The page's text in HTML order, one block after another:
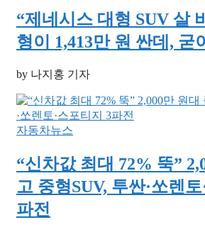
“제네시스 대형 SUV 살
형이 1,413만 원 싼데, 굳
by 나지홍 기자
자동차뉴스
“신차값 최대 72% 뚝”
고 중형SUV, 투싼·쏘렌
파전